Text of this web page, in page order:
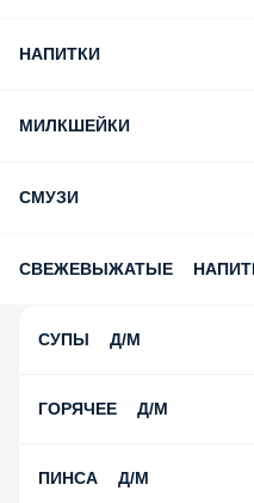
НАПИТКИ
МИЛКШЕЙКИ
СМУЗИ
СВЕЖЕВЫЖАТЫЕ
СУПЫ Д/М
ГОРЯЧЕЕ Д/М
ПИНСА Д/М